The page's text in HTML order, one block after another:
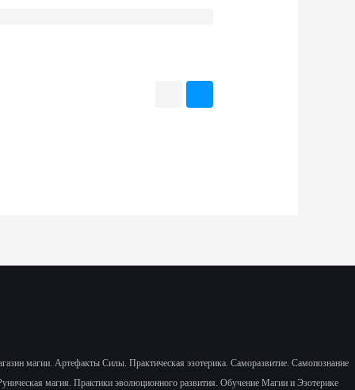
магии. Артефакты Силы. Практическая эзотерика. Саморазвитие. Самопознание
магия. Практики эволюционного развития. Обучение Магии и Эзотерике